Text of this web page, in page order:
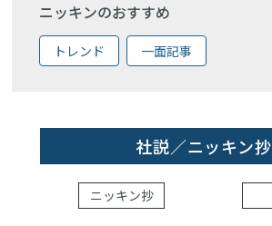
ニッキンのおすすめ
トレンド 一面記事
社説／ニッキン抄
ニッキン抄